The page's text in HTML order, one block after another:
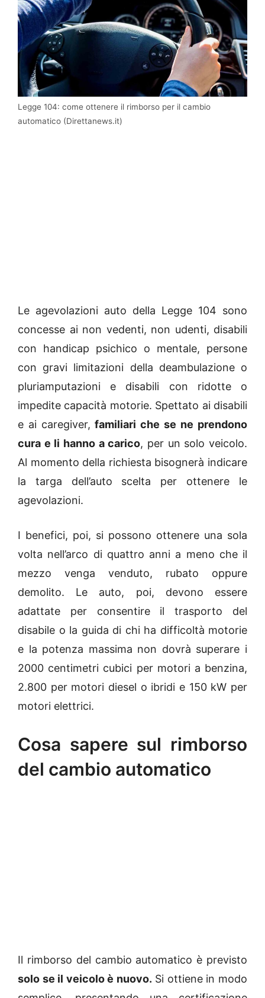
Legge 104: come ottenere il rimborso per il cambio
automatico (Direttanews.it)
Le agevolazioni auto della Legge 104 sono
concesse ai non vedenti, non udenti, disabili
con handicap psichico o mentale, persone
con gravi limitazioni della deambulazione o
pluriamputazioni e disabili con ridotte o
impedite capacità motorie. Spettato ai disabili
e ai caregiver, familiari che se ne prendono
cura e li hanno a carico, per un solo veicolo.
Al momento della richiesta bisognerà indicare
la targa dell’auto scelta per ottenere le
agevolazioni.
I benefici, poi, si possono ottenere una sola
volta nell’arco di quattro anni a meno che il
mezzo venga venduto, rubato oppure
demolito. Le auto, poi, devono essere
adattate per consentire il trasporto del
disabile o la guida di chi ha difficoltà motorie
e la potenza massima non dovrà superare i
2000 centimetri cubici per motori a benzina,
2.800 per motori diesel o ibridi e 150 kW per
motori elettrici.
Cosa sapere sul rimborso
del cambio automatico
Il rimborso del cambio automatico è previsto
solo se il veicolo è nuovo. Si ottiene in modo